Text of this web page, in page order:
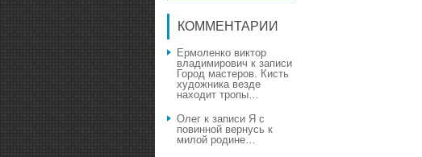
КОММЕНТАРИИ
Ермоленко виктор
владимирович к записи
Город мастеров. Кисть
художника везде
находит тропы…
Олег к записи Я с
повинной вернусь к
милой родине…